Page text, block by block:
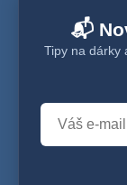
📬
Tipy na dárky